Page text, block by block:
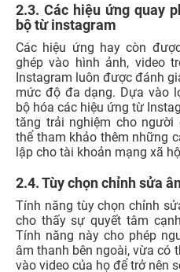
2.3. Các hiệu ứng quay
bộ từ instagram
Các hiệu ứng hay còn
ghép vào hình ảnh, video
Instagram luôn được đánh
mức độ đa dạng. Dựa vào
bộ hóa các hiệu ứng từ
tăng trải nghiệm cho người
thể tham khảo thêm những
lập cho tài khoản mạng xã
2.4. Tùy chọn chỉnh sửa
Tính năng tùy chọn chỉnh
cho thấy sự quyết tâm
Tính năng này cho phép
âm thanh bên ngoài, vừa có
vào video của họ để trở nên